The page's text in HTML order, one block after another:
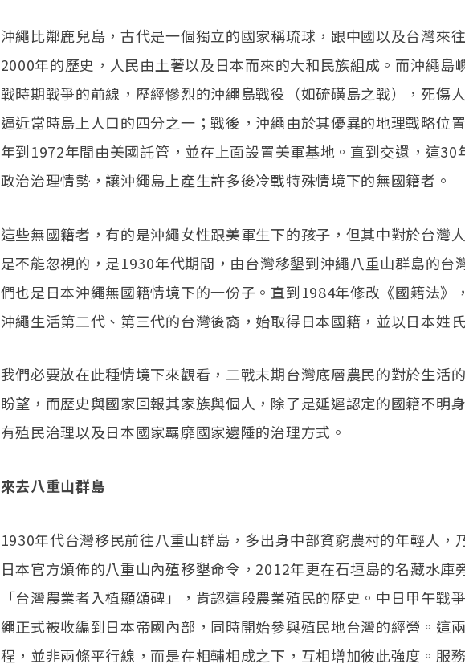
沖繩比鄰鹿兒島，古代是一個獨立的國家稱琉球，跟中國以及台灣來
2000年的歷史，人民由土著以及日本而來的大和民族組成。而沖繩島
戰時期戰爭的前線，歷經慘烈的沖繩島戰役（如硫磺島之戰），死傷
逼近當時島上人口的四分之一；戰後，沖繩由於其優異的地理戰略位
年到1972年間由美國託管，並在上面設置美軍基地。直到交還，這30
政治治理情勢，讓沖繩島上產生許多後冷戰特殊情境下的無國籍者。
這些無國籍者，有的是沖繩女性跟美軍生下的孩子，但其中對於台灣
是不能忽視的，是1930年代期間，由台灣移墾到沖繩八重山群島的台
們也是日本沖繩無國籍情境下的一份子。直到1984年修改《國籍法》
沖繩生活第二代、第三代的台灣後裔，始取得日本國籍，並以日本姓
我們必要放在此種情境下來觀看，二戰末期台灣底層農民的對於生活
盼望，而歷史與國家回報其家族與個人，除了是延遲認定的國籍不明
有殖民治理以及日本國家羈靡國家邊陲的治理方式。
來去八重山群島
1930年代台灣移民前往八重山群島，多出身中部貧窮農村的年輕人，
日本官方頒佈的八重山內殖移墾命令，2012年更在石垣島的名藏水庫
「台灣農業者入植顯頌碑」，肯認這段農業殖民的歷史。中日甲午戰
繩正式被收編到日本帝國內部，同時開始參與殖民地台灣的經營。這
程，並非兩條平行線，而是在相輔相成之下，互相增加彼此強度。服